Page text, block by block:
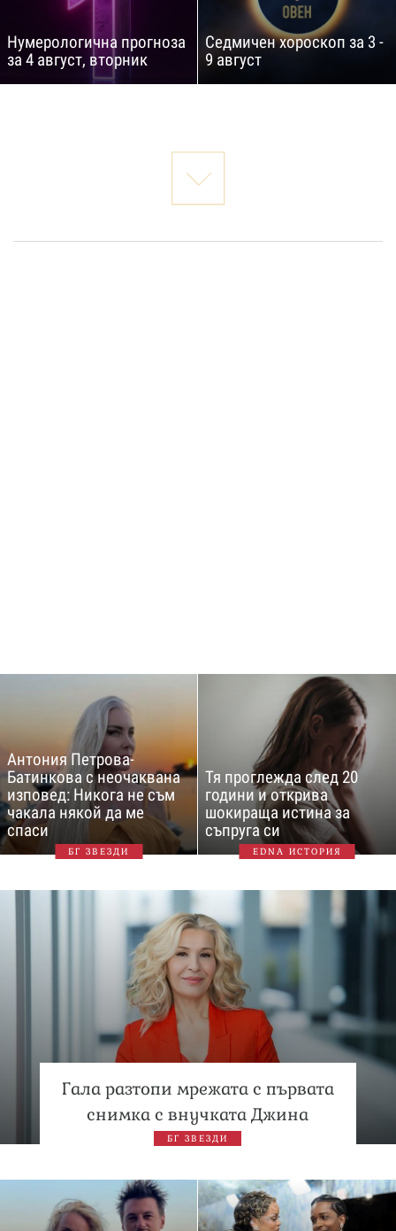
Нумерологична прогноза
за 4 август, вторник
Седмичен хороскоп за 3 -
9 август
Антония Петрова-
Батинкова с неочаквана
изповед: Никога не съм
чакала някой да ме
спаси
БГ ЗВЕЗДИ
Тя проглежда след 20
години и открива
шокираща истина за
съпруга си
EDNA ИСТОРИЯ
Гала разтопи мрежата с първата
снимка с внучката Джина
БГ ЗВЕЗДИ